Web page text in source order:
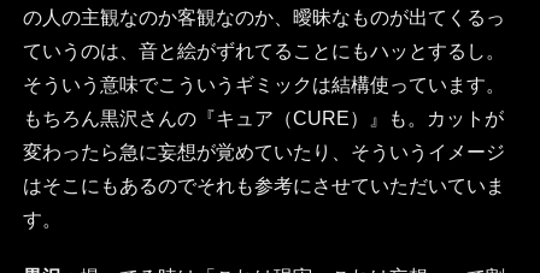
の人の主観なのか客観なのか、曖昧なものが出てくるっ
ていうのは、音と絵がずれてることにもハッとするし。
そういう意味でこういうギミックは結構使っています。
もちろん黒沢さんの『キュア（CURE）』も。カットが
変わったら急に妄想が覚めていたり、そういうイメージ
はそこにもあるのでそれも参考にさせていただいていま
す。